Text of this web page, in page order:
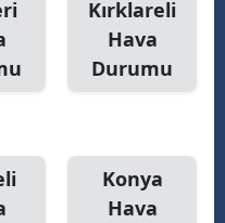
Kırklareli
Hava
Durumu
Konya
Hava